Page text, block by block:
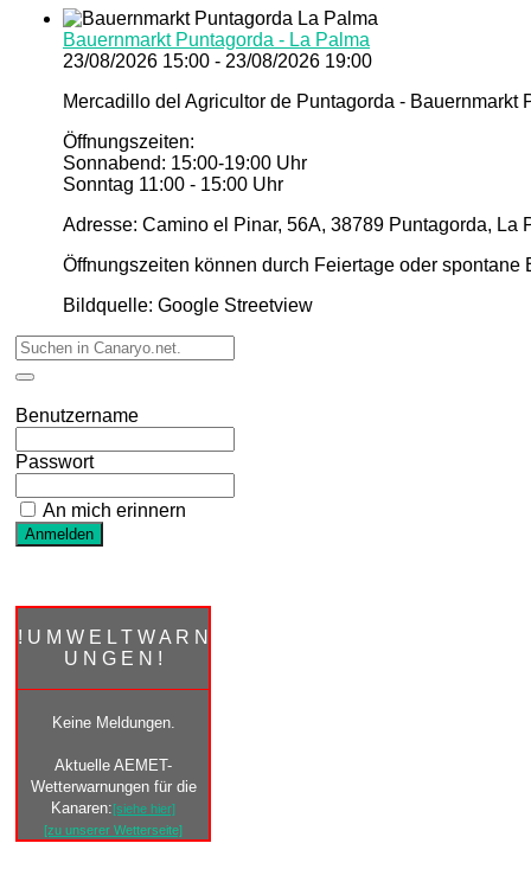
Bauernmarkt Puntagorda - La Palma
23/08/2026 15:00 - 23/08/2026 19:00
Mercadillo del Agricultor de Puntagorda - Bauernmarkt
Öffnungszeiten:
Sonnabend: 15:00-19:00 Uhr
Sonntag 11:00 - 15:00 Uhr
Adresse: Camino el Pinar, 56A, 38789 Puntagorda, La
Öffnungszeiten können durch Feiertage oder
Bildquelle: Google Streetview
Benutzername
Passwort
An mich erinnern
! U M W E L T W A R N
U N G E N !
Keine Meldungen.
Aktuelle AEMET-
Wetterwarnungen für die
Kanaren:[siehe hier]
[zu unserer Wetterseite]